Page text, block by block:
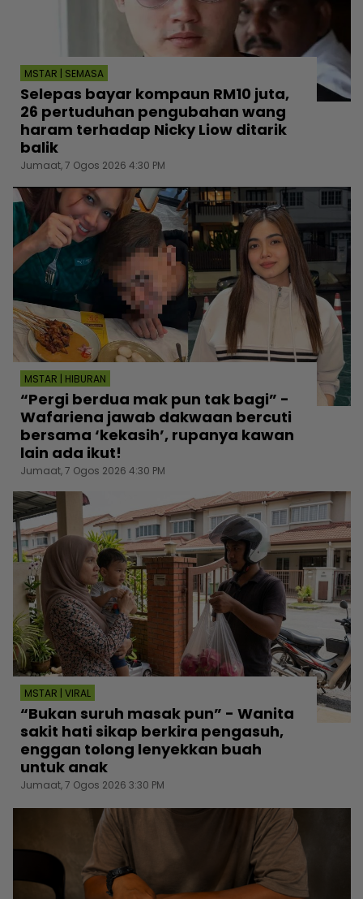
MSTAR | SEMASA
Selepas bayar kompaun RM10 juta,
26 pertuduhan pengubahan wang
haram terhadap Nicky Liow ditarik
balik
Jumaat, 7 Ogos 2026 4:30 PM
MSTAR | HIBURAN
“Pergi berdua mak pun tak bagi” -
Wafariena jawab dakwaan bercuti
bersama ‘kekasih’, rupanya kawan
lain ada ikut!
Jumaat, 7 Ogos 2026 4:30 PM
MSTAR | VIRAL
“Bukan suruh masak pun” - Wanita
sakit hati sikap berkira pengasuh,
enggan tolong lenyekkan buah
untuk anak
Jumaat, 7 Ogos 2026 3:30 PM